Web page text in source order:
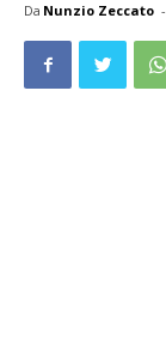
Da Nunzio Zeccato -